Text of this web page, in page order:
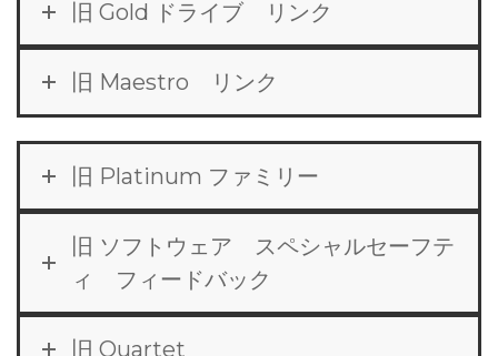
旧 Gold ドライブ リンク
旧 Maestro リンク
旧 Platinum ファミリー
旧 ソフトウェア スペシャルセーフテ
ィ フィードバック
旧 Quartet